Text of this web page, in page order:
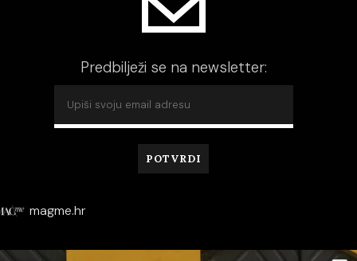
Predbilježi se na newsletter:
magme.hr